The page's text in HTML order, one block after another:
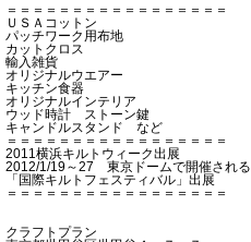
＝＝＝＝＝＝＝＝＝＝＝＝＝＝＝＝＝
ＵＳＡコットン
パッチワーク用布地
カットクロス
輸入雑貨
オリジナルウエアー
キッチン食器
オリジナルインテリア
ウッド時計 ストーン鍵
キャンドルスタンド など
＝＝＝＝＝＝＝＝＝＝＝＝＝＝＝＝＝
2011横浜キルトウィーク出展
2012/1/19～27 東京ドームで開催される
「国際キルトフェスティバル」出展
＝＝＝＝＝＝＝＝＝＝＝＝＝＝＝＝＝
クラフトプラン